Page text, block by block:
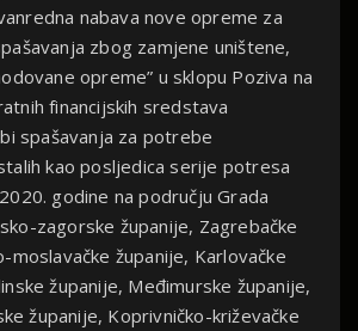
nabava nove opreme za
zbog zamjene uništene,
opreme” u sklopu Poziva na
financijskih sredstava
spašavanja za potrebe
kao posljedica serije potresa
godine na području Grada
zagorske županije, Zagrebačke
moslavačke županije, Karlovačke
županije, Međimurske županije,
županije, Koprivničko-križevačke